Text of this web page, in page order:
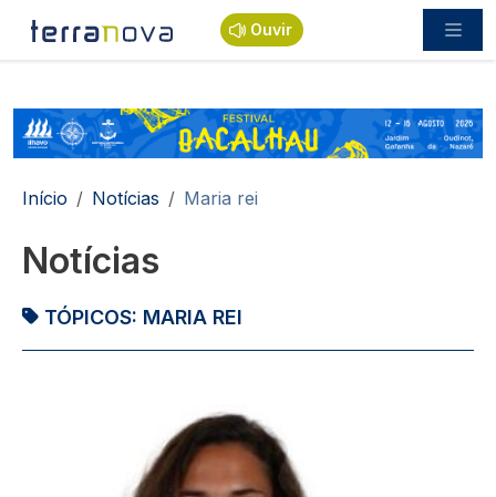
Passar para o conteúdo principal
Ouvir
Navegação estrutural
Início Notícias Maria rei
Notícias
TÓPICOS: MARIA REI